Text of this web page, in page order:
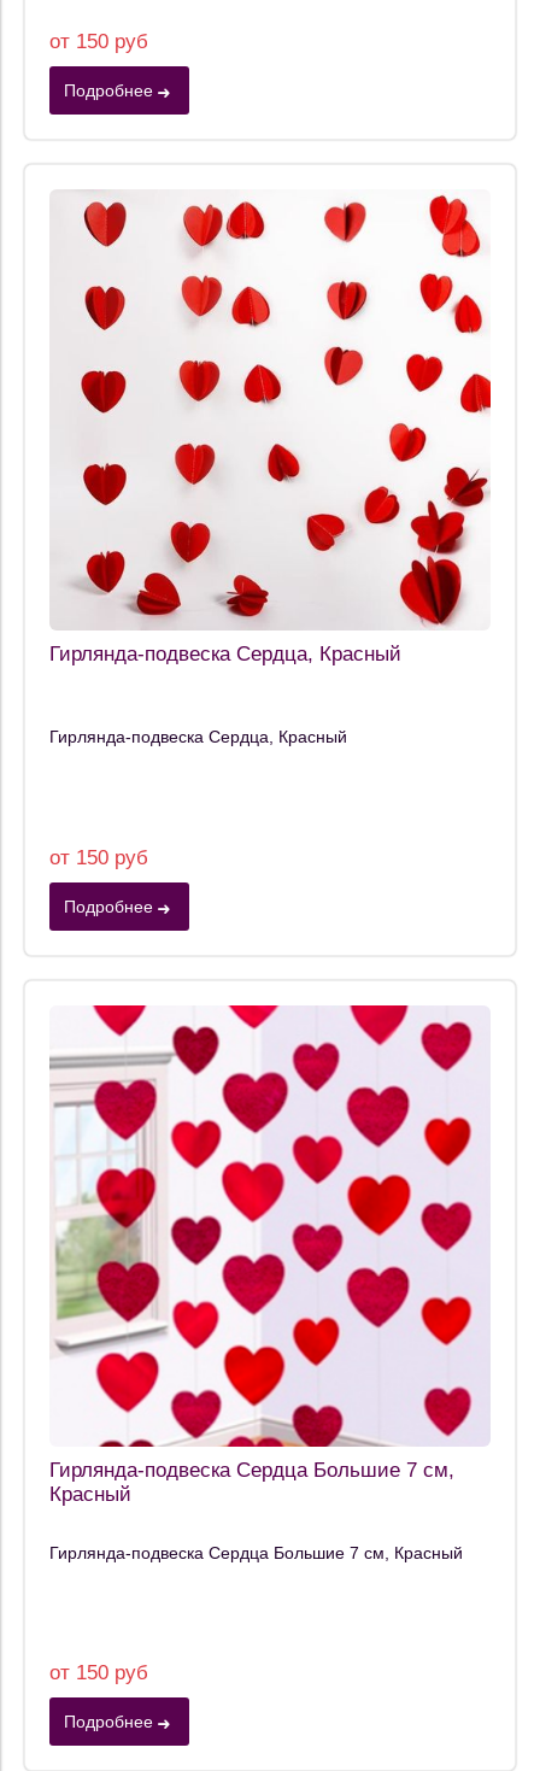
от 150 руб
Подробнее
Гирлянда-подвеска Сердца, Красный
Гирлянда-подвеска Сердца, Красный
от 150 руб
Подробнее
Гирлянда-подвеска Сердца Большие 7 см,
Красный
Гирлянда-подвеска Сердца Большие 7 см, Красный
от 150 руб
Подробнее